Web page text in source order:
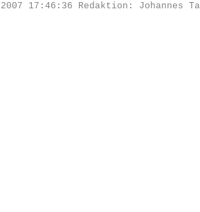
17:46:36 Redaktion: Johannes